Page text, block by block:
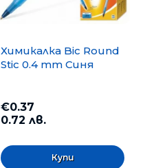
Химикалка Bic Round
Stic 0.4 mm Синя
€0.37
0.72 лв.